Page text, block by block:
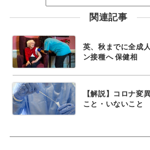
関連記事
英、秋までに全成
ン接種へ 保健相
【解説】コロナ変
こと・いないこと